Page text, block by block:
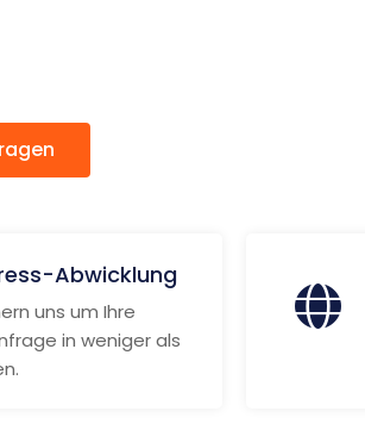
Abwicklung
uns um Ihre
in weniger als